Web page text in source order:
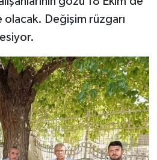
olacak. Değişim rüzgarı